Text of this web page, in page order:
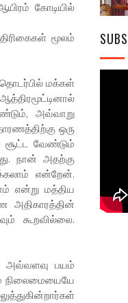
கோடியில்
மூலம்
தொடர்பில் மக்கள்
அவ்வாறு
ஒரு
வேண்டும்
நான் அதற்கு
என்றேன்.
என்று மத்திய
அதிகாரத்தின்
கூறவில்லை.
அவ்வளவு பயம்
நிலைமையையே